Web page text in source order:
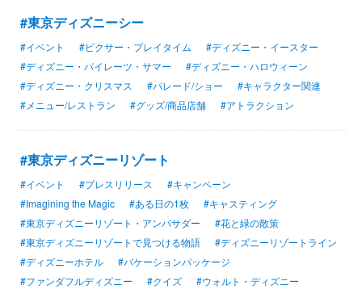
#東京ディズニーシー
#イベント #ピクサー・プレイタイム
#ディズニー・イースター
#ディズニー・パイレーツ・サマー
#ディズニー・ハロウィーン
#ディズニー・クリスマス
#パレード/ショー
#キャラクター関連
#メニュー/レストラン
#グッズ/商品店舗 #アトラクション
#東京ディズニーリゾート
#イベント #プレスリリース
#キャンペーン
#Imagining the Magic
#ある日の1枚
#キャスティング
#東京ディズニーリゾート・アンバサダー
#花と緑の散策
#東京ディズニーリゾートで見つける物語
#ディズニーリゾートライン
#ディズニーホテル
#バケーションパッケージ
#ファンダフルディズニー
#クイズ #ウォルト・ディズニー